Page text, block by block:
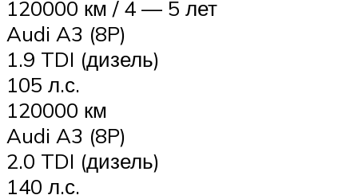
120000 км / 4 — 5 лет
Audi A3 (8P)
1.9 TDI (дизель)
105 л.с.
120000 км
Audi A3 (8P)
2.0 TDI (дизель)
140 л.с.